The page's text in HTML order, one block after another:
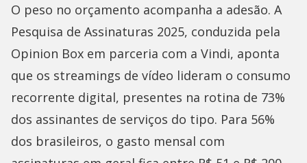
O peso no orçamento acompanha a adesão. A
Pesquisa de Assinaturas 2025, conduzida pela
Opinion Box em parceria com a Vindi, aponta
que os streamings de vídeo lideram o consumo
recorrente digital, presentes na rotina de 73%
dos assinantes de serviços do tipo. Para 56%
dos brasileiros, o gasto mensal com